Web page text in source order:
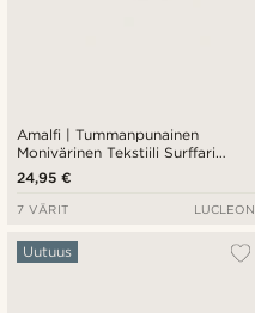
Amalfi | Tummanpunainen
Monivärinen Tekstiili Surffari
Rannekoru
24,95 €
7 VÄRIT LUCLEON
Uutuus